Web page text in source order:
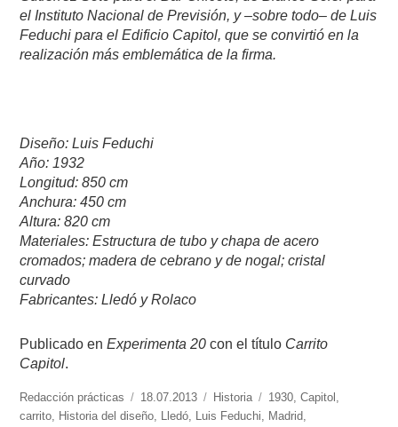
el Instituto Nacional de Previsión, y –sobre todo– de Luis
Feduchi para el Edificio Capitol, que se convirtió en la
realización más emblemática de la firma.
Diseño: Luis Feduchi
Año: 1932
Longitud: 850 cm
Anchura: 450 cm
Altura: 820 cm
Materiales: Estructura de tubo y chapa de acero
cromados; madera de cebrano y de nogal; cristal
curvado
Fabricantes: Lledó y Rolaco
Publicado enExperimenta 20 con el título Carrito
Capitol.
https://www.experimenta.es/author/redaccion-
practicas/
Redacción prácticas
Publicado
el
18.07.2013 Categorías
Historia Etiquetas
1930,Capitol ,
carrito, Historia del diseño, Lledó, Luis Feduchi, Madrid,